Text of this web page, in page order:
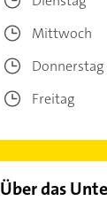
Mittwoch
Donnerstag
Freitag
Über das